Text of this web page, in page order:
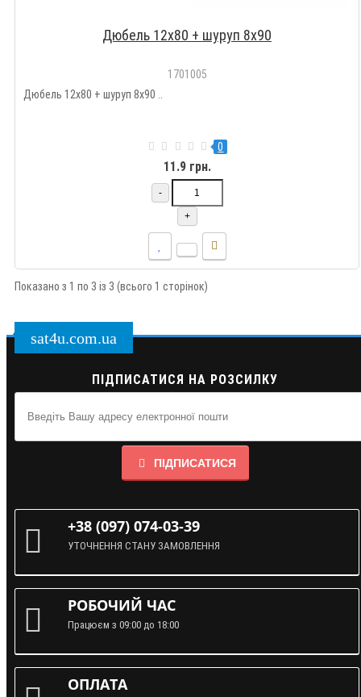
Дюбель 12x80 + шуруп 8x90
1701005
Дюбель 12x80 + шуруп 8x90 ..
0
11.9 грн.
-
+
Показано з 1 по 3 із 3 (всього 1 сторінок)
sat4u.com.ua
ПІДПИСАТИСЯ НА РОЗСИЛКУ
ПІДПИСАТИСЯ
+38 (097) 074-03-39
УТОЧНЕННЯ СТАНУ ЗАМОВЛЕННЯ
РОБОЧИЙ ЧАС
Працюєм з 09:00 до 18:00
ОПЛАТА